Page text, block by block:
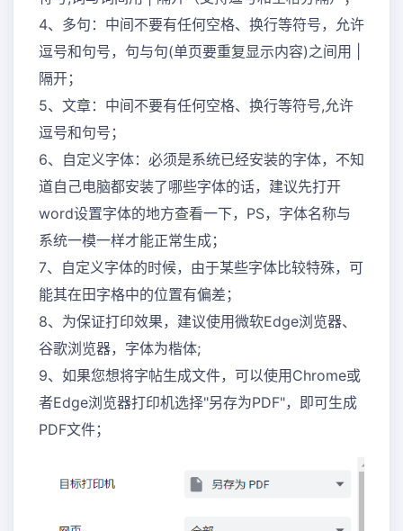
4、多句：中间不要有任何空格、换行等符号，允许
逗号和句号，句与句(单页要重复显示内容)之间用 |
隔开；
5、文章：中间不要有任何空格、换行等符号,允许
逗号和句号；
6、自定义字体：必须是系统已经安装的字体，不知
道自己电脑都安装了哪些字体的话，建议先打开
word设置字体的地方查看一下，PS，字体名称与
系统一模一样才能正常生成；
7、自定义字体的时候，由于某些字体比较特殊，可
能其在田字格中的位置有偏差；
8、为保证打印效果，建议使用微软Edge浏览器、
谷歌浏览器，字体为楷体;
9、如果您想将字帖生成文件，可以使用Chrome或
者Edge浏览器打印机选择"另存为PDF"，即可生成
PDF文件；